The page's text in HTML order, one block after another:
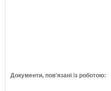
Документи, пов'язані із роботою: